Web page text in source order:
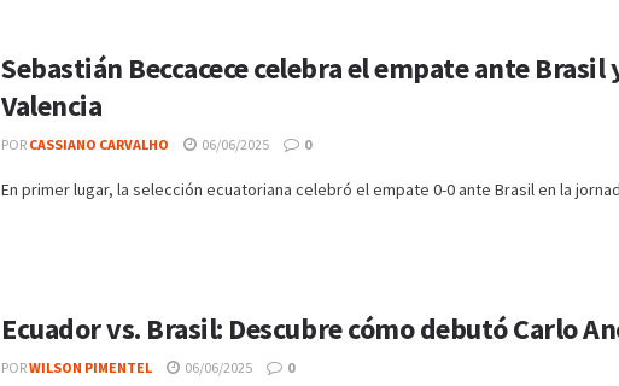
Sebastián Beccacece celebra el empate ante
Valencia
POR CASSIANO CARVALHO 06/06/2025 0
En primer lugar, la selección ecuatoriana celebró el empate 0-0 ante Brasil en la
Ecuador vs. Brasil: Descubre cómo debutó Carlo
PORWILSON PIMENTEL 06/06/2025 0